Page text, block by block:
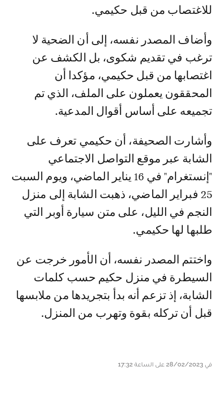
للاغتصاب من قبل حكيمي.
وأضاف المصدر نفسه، إلى أن الضحية لا
ترغب في تقديم شكوى، بل الكشف عن
اغتصابها من قبل حكيمي، مؤكدا أن
المحققون يعملون على الملف، الذي تم
تجميعه على أساس أقوال المدعية.
وأشارت الصحيفة، أن حكيمي تعرف على
الشابة عبر موقع التواصل الاجتماعي
"إنستغرام" في 16 يناير الماضي، ويوم السبت
25 فبراير الماضي، ذهبت الشابة إلى منزل
النجم في الليل، على متن سيارة أوبر التي
طلبها لها حكيمي.
واختتم المصدر نفسه، أن الأمور خرجت عن
السيطرة في منزل حكيم حسب كلمات
الشابة، إذ تزعم أنه بدأ بتجريدها من ملابسها
قبل أن تركله بقوة وتهرب من المنزل.
في 28/02/2023 على الساعة 17:32